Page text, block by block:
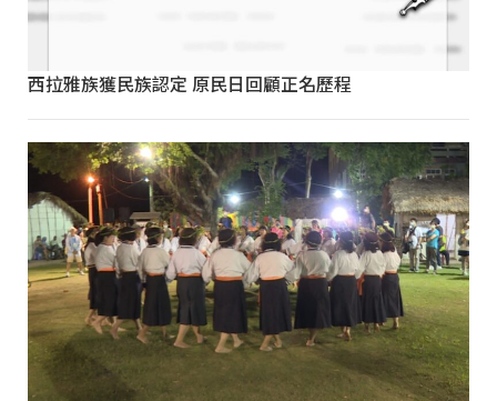
西拉雅族獲民族認定 原民日回顧正名歷程